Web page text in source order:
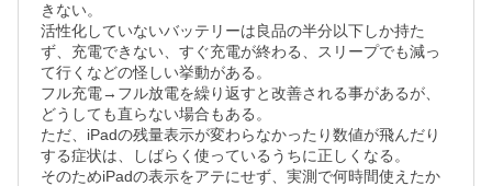
きない。
活性化していないバッテリーは良品の半分以下しか持た
ず、充電できない、すぐ充電が終わる、スリープでも減っ
て行くなどの怪しい挙動がある。
フル充電→フル放電を繰り返すと改善される事があるが、
どうしても直らない場合もある。
ただ、iPadの残量表示が変わらなかったり数値が飛んだり
する症状は、しばらく使っているうちに正しくなる。
そのためiPadの表示をアテにせず、実測で何時間使えたか